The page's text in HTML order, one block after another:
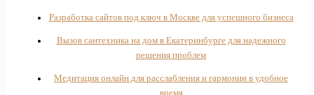
Разработка сайтов под ключ в Москве для успешного бизнеса
Вызов сантехника на дом в Екатеринбурге для надежного
решения проблем
Медитация онлайн для расслабления и гармонии в удобное
время